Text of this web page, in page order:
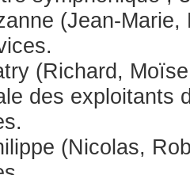
(Jean-
(Richard,
des exploitants
(Nicolas,